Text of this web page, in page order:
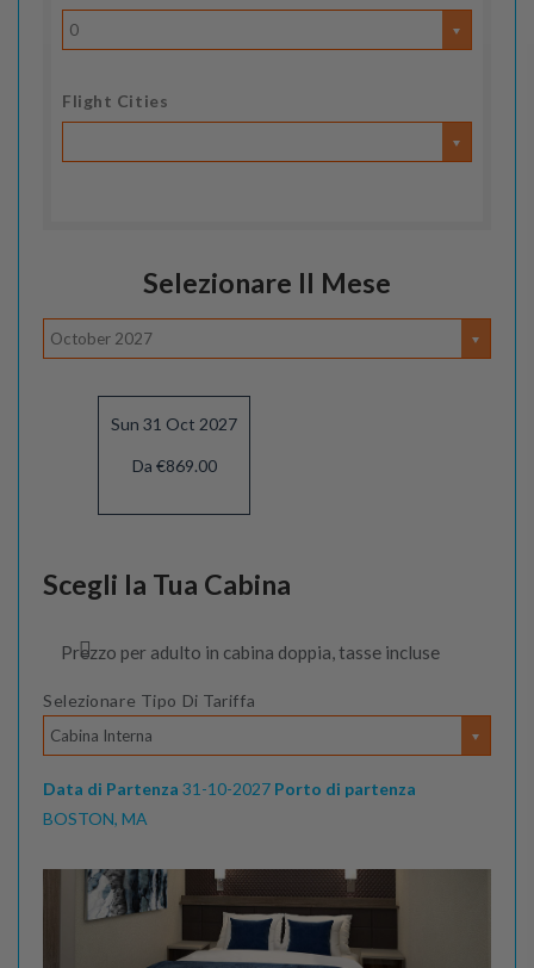
0
Flight Cities
Selezionare Il Mese
October 2027
Sun 31 Oct 2027
Da €869.00
Scegli la Tua Cabina
Prezzo per adulto in cabina doppia, tasse incluse
Selezionare Tipo Di Tariffa
Cabina Interna
Data di Partenza 31-10-2027 Porto di partenza
BOSTON, MA